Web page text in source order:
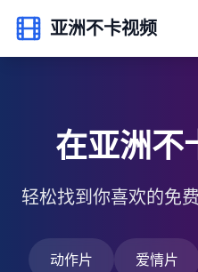
亚洲不卡视频
在亚洲不
轻松找到你喜欢的免
动作片 爱情片